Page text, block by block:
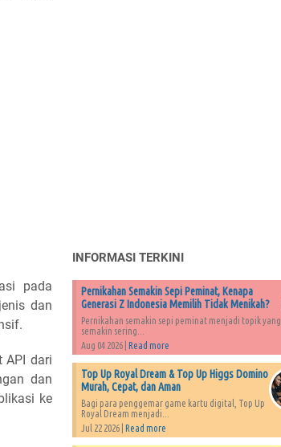
pada
dan
API dari
dan
ke
INFORMASI TERKINI
Pernikahan Semakin Sepi Peminat, Kenapa
Generasi Z Indonesia Memilih Tidak Menikah?
Pernikahan semakin sepi peminat menjadi topik yang
semakin sering...
Aug 04 2026 | Read more
Top Up Royal Dream & Top Up Higgs Domino
Murah, Cepat, dan Aman
Bagi para penggemar game kartu digital, Top Up
Royal Dream menjadi...
Jul 22 2026 | Read more